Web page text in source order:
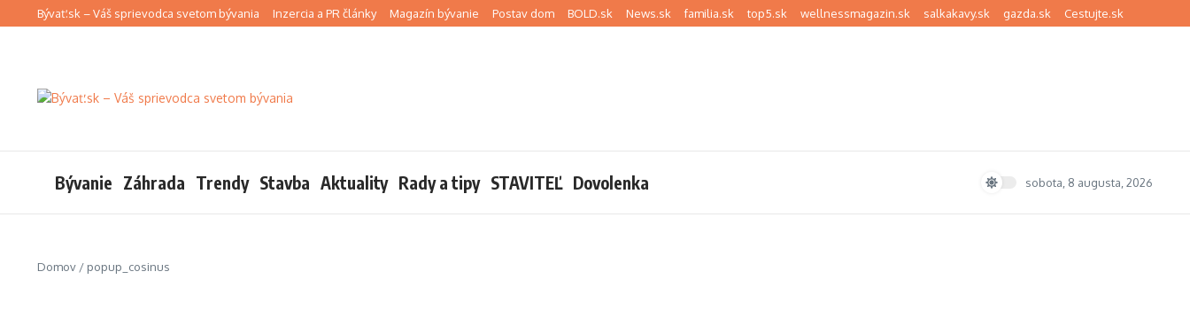
Preskočiť na obsah
Bývať.sk – Váš sprievodca svetom bývania Inzercia a PR články Magazín bývanie Postav dom BOLD.sk News.sk familia.sk top5.sk wellnessmagazin.sk salkakavy.sk gazda.sk Cestujte.sk
Bývanie Záhrada Trendy Stavba Aktuality Rady a tipy STAVITEĽ Dovolenka sobota, 8 augusta, 2026
Domov / popup_cosinus